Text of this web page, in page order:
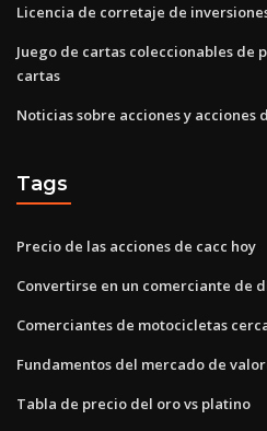
Licencia de corretaje de
Juego de cartas coleccionables de
cartas
Noticias sobre acciones y acciones
Tags
Precio de las acciones de cacc hoy
Convertirse en un comerciante de
Comerciantes de motocicletas
Fundamentos del mercado de
Tabla de precio del oro vs platino